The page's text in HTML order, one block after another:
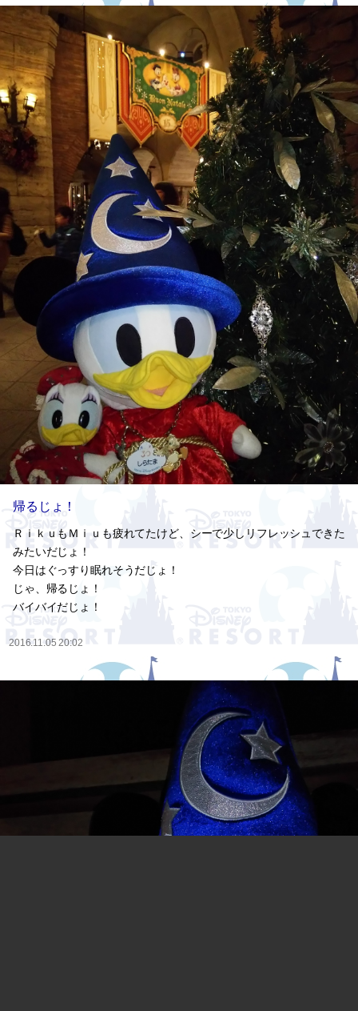
帰るじょ！
ＲｉｋｕもＭｉｕも疲れてたけど、シーで少しリフレッシュできた
みたいだじょ！
今日はぐっすり眠れそうだじょ！
じゃ、帰るじょ！
バイバイだじょ！
2016.11.05 20:02